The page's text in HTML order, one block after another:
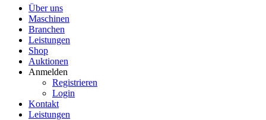
Über uns
Maschinen
Branchen
Leistungen
Shop
Auktionen
Anmelden
Registrieren
Login
Kontakt
Leistungen